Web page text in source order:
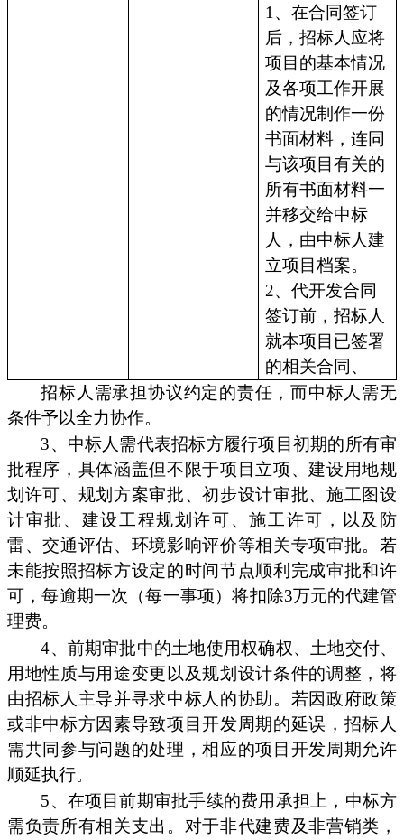
1、在合同签订
后，招标人应将
项目的基本情况
及各项工作开展
的情况制作一份
书面材料，连同
与该项目有关的
所有书面材料一
并移交给中标
人，由中标人建
立项目档案。
2、代开发合同
签订前，招标人
就本项目已签署
的相关合同、
招标人需承担协议约定的责任，而中标人需无
条件予以全力协作。
3、中标人需代表招标方履行项目初期的所有审
批程序，具体涵盖但不限于项目立项、建设用地规
划许可、规划方案审批、初步设计审批、施工图设
计审批、建设工程规划许可、施工许可，以及防
雷、交通评估、环境影响评价等相关专项审批。若
未能按照招标方设定的时间节点顺利完成审批和许
可，每逾期一次（每一事项）将扣除3万元的代建管
理费。
4、前期审批中的土地使用权确权、土地交付、
用地性质与用途变更以及规划设计条件的调整，将
由招标人主导并寻求中标人的协助。若因政府政策
或非中标方因素导致项目开发周期的延误，招标人
需共同参与问题的处理，相应的项目开发周期允许
顺延执行。
5、在项目前期审批手续的费用承担上，中标方
需负责所有相关支出。对于非代建费及非营销类，